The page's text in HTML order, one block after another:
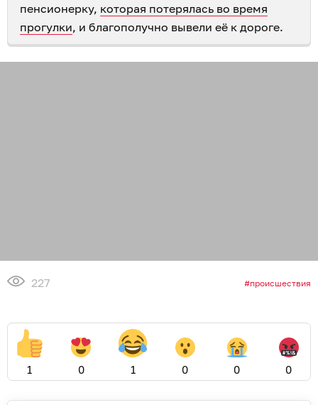
пенсионерку, которая потерялась во время
прогулки, и благополучно вывели её к дороге.
227 происшествия
1 0 1 0 0 0